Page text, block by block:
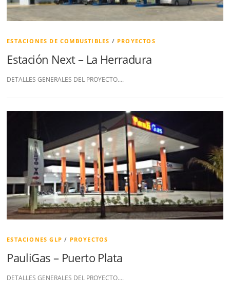
ESTACIONES DE COMBUSTIBLES / PROYECTOS
Estación Next – La Herradura
DETALLES GENERALES DEL PROYECTO….
ESTACIONES GLP / PROYECTOS
PauliGas – Puerto Plata
DETALLES GENERALES DEL PROYECTO….